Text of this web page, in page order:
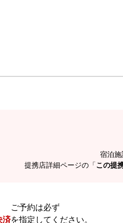
宿泊施
提携店詳細ページの「この提
ご予約は必ず
済を指定してください。